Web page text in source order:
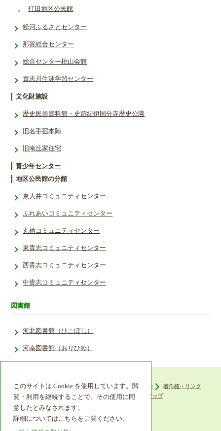
このサイトは Cookie を使用しています。閲
覧・利用を継続することで、その使用に同
意したとみなされます。
詳細についてはこちらをご覧ください。
打田地区公民館
粉河ふるさとセンター
那賀総合センター
総合センター桃山会館
貴志川生涯学習センター
文化財施設
歴史民俗資料館・史跡紀伊国分寺歴史公園
旧名手宿本陣
旧南丘家住宅
青少年センター
地区公民館の分館
東大井コミュニティセンター
ふれあいコミュニティセンター
丸栖コミュニティセンター
東貴志コミュニティセンター
西貴志コミュニティセンター
中貴志コミュニティセンター
図書館
河北図書館（ひこぼし）
河南図書館（おりひめ）
ウェブアクセシビリティ プライバシーポリシー
著作権・リンク
組織機構
リンク集 サイトマップ